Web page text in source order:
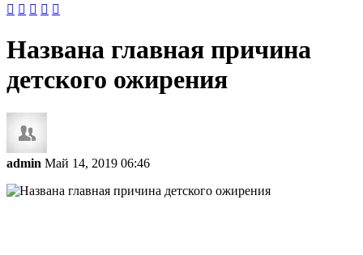
    
Названа главная причина
детского ожирения
admin Май 14, 2019 06:46